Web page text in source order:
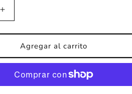
Aumentar
cantidad
para
Vinilo
bebe
conejo
vespa
Agregar al carrito